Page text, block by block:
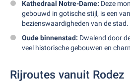
Kathedraal Notre-Dame: Deze
gebouwd in gotische stijl, is een
bezienswaardigheden van de stad.
Oude binnenstad: Dwalend door
veel historische gebouwen en
Rijroutes vanuit Rodez